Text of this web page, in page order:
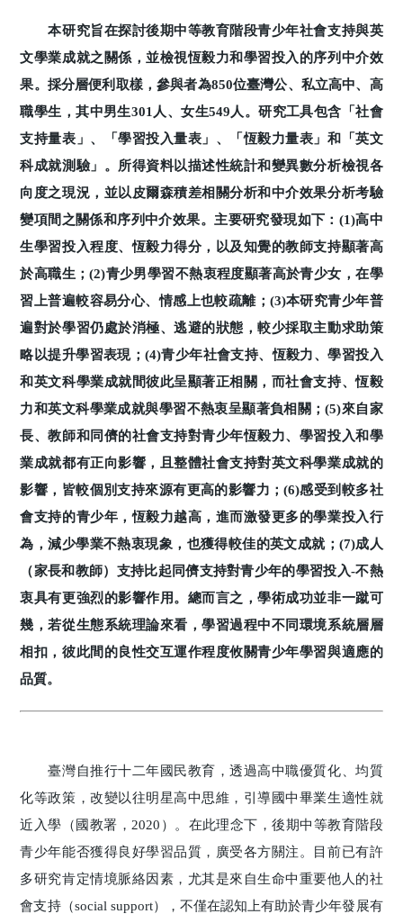
本研究旨在探討後期中等教育階段青少年社會支持與英
文學業成就之關係，並檢視恆毅力和學習投入的序列中介效
果。採分層便利取樣，參與者為850位臺灣公、私立高中、高
職學生，其中男生301人、女生549人。研究工具包含「社會
支持量表」、「學習投入量表」、「恆毅力量表」和「英文
科成就測驗」。所得資料以描述性統計和變異數分析檢視各
向度之現況，並以皮爾森積差相關分析和中介效果分析考驗
變項間之關係和序列中介效果。主要研究發現如下：(1)高中
生學習投入程度、恆毅力得分，以及知覺的教師支持顯著高
於高職生；(2)青少男學習不熱衷程度顯著高於青少女，在學
習上普遍較容易分心、情感上也較疏離；(3)本研究青少年普
遍對於學習仍處於消極、逃避的狀態，較少採取主動求助策
略以提升學習表現；(4)青少年社會支持、恆毅力、學習投入
和英文科學業成就間彼此呈顯著正相關，而社會支持、恆毅
力和英文科學業成就與學習不熱衷呈顯著負相關；(5)來自家
長、教師和同儕的社會支持對青少年恆毅力、學習投入和學
業成就都有正向影響，且整體社會支持對英文科學業成就的
影響，皆較個別支持來源有更高的影響力；(6)感受到較多社
會支持的青少年，恆毅力越高，進而激發更多的學業投入行
為，減少學業不熱衷現象，也獲得較佳的英文成就；(7)成人
（家長和教師）支持比起同儕支持對青少年的學習投入-不熱
衷具有更強烈的影響作用。總而言之，學術成功並非一蹴可
幾，若從生態系統理論來看，學習過程中不同環境系統層層
相扣，彼此間的良性交互運作程度攸關青少年學習與適應的
品質。
臺灣自推行十二年國民教育，透過高中職優質化、均質
化等政策，改變以往明星高中思維，引導國中畢業生適性就
近入學（國教署，2020）。在此理念下，後期中等教育階段
青少年能否獲得良好學習品質，廣受各方關注。目前已有許
多研究肯定情境脈絡因素，尤其是來自生命中重要他人的社
會支持（social support），不僅在認知上有助於青少年發展有